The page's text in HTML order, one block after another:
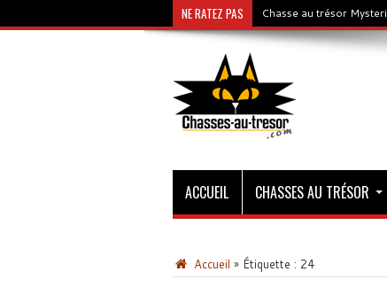
NE RATEZ PAS Chasse au trésor
ACCUEIL CHASSES AU TRÉSOR
Accueil » Étiquette : 24